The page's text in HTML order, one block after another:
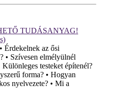
TUDÁSANYAG!
Érdekelnek az ősi
• Szívesen elmélyülnél
Különleges testeket építenél?
forma? • Hogyan
nyelvezete? • Mi a